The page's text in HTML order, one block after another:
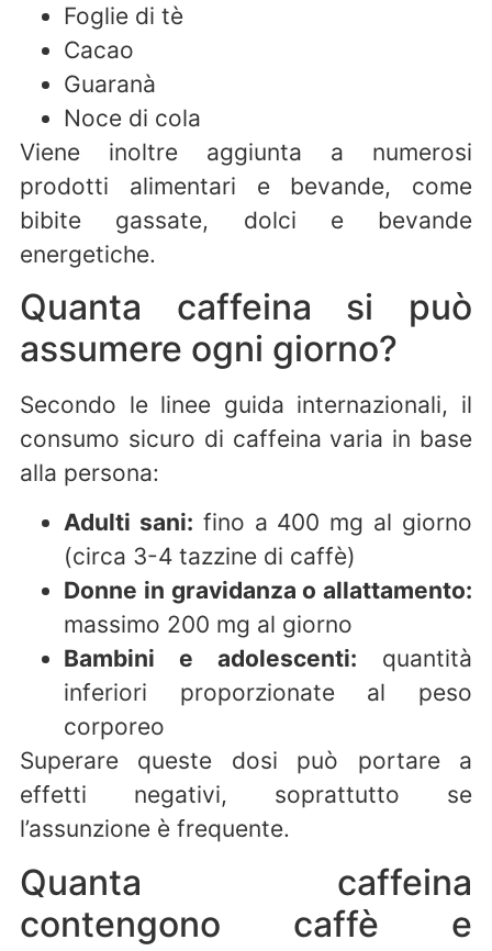
Foglie di tè
Cacao
Guaranà
Noce di cola
Viene inoltre aggiunta a numerosi
prodotti alimentari e bevande, come
bibite gassate, dolci e bevande
energetiche.
Quanta caffeina si può
assumere ogni giorno?
Secondo le linee guida internazionali, il
consumo sicuro di caffeina varia in base
alla persona:
Adulti sani: fino a 400 mg al giorno
(circa 3-4 tazzine di caffè)
Donne in gravidanza o allattamento:
massimo 200 mg al giorno
Bambini e adolescenti: quantità
inferiori proporzionate al peso
corporeo
Superare queste dosi può portare a
effetti negativi, soprattutto se
l’assunzione è frequente.
Quanta caffeina
contengono caffè e